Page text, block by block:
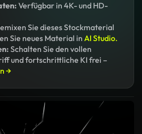
Verfügbar in 4K- und HD-
Sie dieses Stockmaterial
Sie neues Material in AI Studio.
Schalten Sie den vollen
und fortschrittliche KI frei –
→